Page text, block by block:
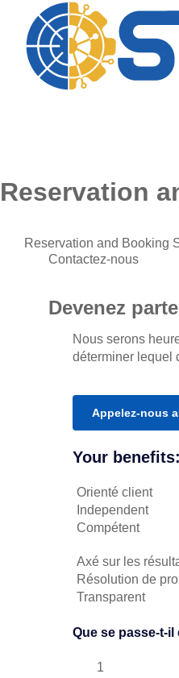
Reservation
Reservation and Booking
Contactez-nous
Devenez
Nous serons
déterminer lequel
Appelez-nous
Your benefits:
Orienté client
Independent
Compétent
Axé sur les
Résolution de
Transparent
Que se passe-t-il
1